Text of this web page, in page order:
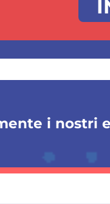
i nostri